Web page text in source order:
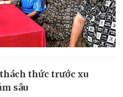
thức trước xu
sâu